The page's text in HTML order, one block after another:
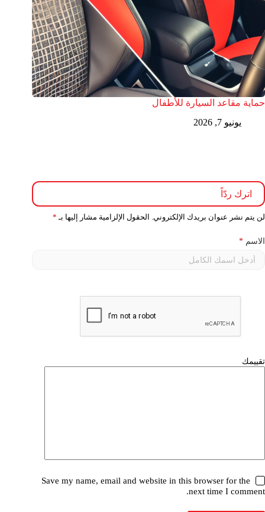
حماية مقاعد السيارة للأطفال
يونيو 7, 2026
اترك ردّاً
لن يتم نشر عنوان بريدك الإلكتروني. الحقول الإلزامية مشار إليها بـ *
الاسم *
Save my name, email and website in this browser for the
next time I comment.